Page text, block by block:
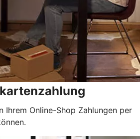
Ihrem Online-Shop Zahlungen per